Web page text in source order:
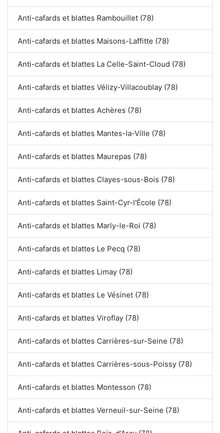
Anti-cafards et blattes Rambouillet (78)
Anti-cafards et blattes Maisons-Laffitte (78)
Anti-cafards et blattes La Celle-Saint-Cloud (78)
Anti-cafards et blattes Vélizy-Villacoublay (78)
Anti-cafards et blattes Achères (78)
Anti-cafards et blattes Mantes-la-Ville (78)
Anti-cafards et blattes Maurepas (78)
Anti-cafards et blattes Clayes-sous-Bois (78)
Anti-cafards et blattes Saint-Cyr-l'École (78)
Anti-cafards et blattes Marly-le-Roi (78)
Anti-cafards et blattes Le Pecq (78)
Anti-cafards et blattes Limay (78)
Anti-cafards et blattes Le Vésinet (78)
Anti-cafards et blattes Viroflay (78)
Anti-cafards et blattes Carrières-sur-Seine (78)
Anti-cafards et blattes Carrières-sous-Poissy (78)
Anti-cafards et blattes Montesson (78)
Anti-cafards et blattes Verneuil-sur-Seine (78)